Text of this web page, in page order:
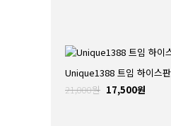
Unique1388 트임 하이스
21,000원 17,500원